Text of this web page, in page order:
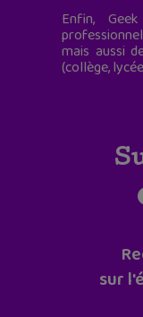
Enfin,
mais aussi
(collège,
sur